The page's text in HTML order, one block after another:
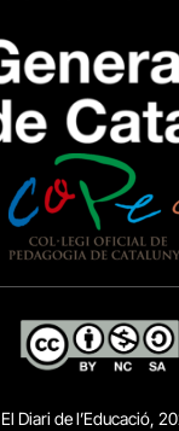
El Diari de l’Educació,